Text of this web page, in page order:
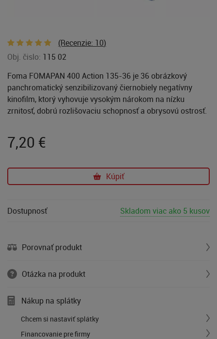
(Recenzie: 10)
Obj. čislo: 115 02
Foma FOMAPAN 400 Action 135-36 je 36 obrázkový
panchromatický senzibilizovaný čiernobiely negatívny
kinofilm, ktorý vyhovuje vysokým nárokom na nízku
zrnitosť, dobrú rozlišovaciu schopnosť a obrysovú ostrosť.
7,20 €
Kúpiť
Dostupnosť Skladom viac ako 5 kusov
Porovnať produkt
Otázka na produkt
Nákup na splátky
Chcem si nastaviť splátky
Financovanie pre firmy